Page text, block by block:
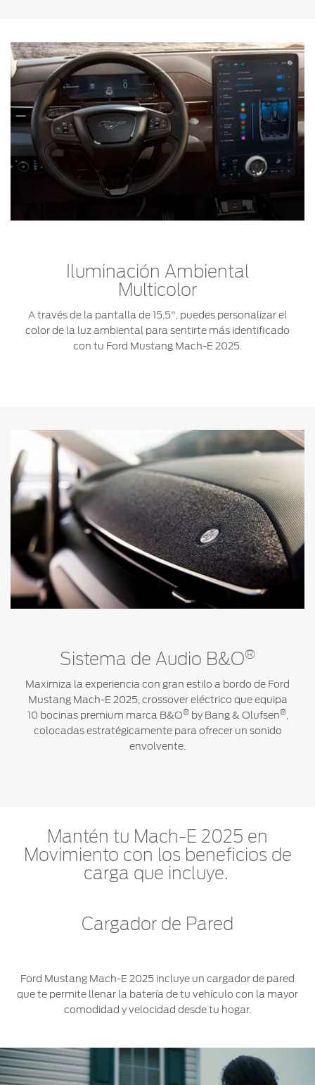
Iluminación Ambiental
Multicolor
A través de la pantalla de 15.5", puedes personalizar el
color de la luz ambiental para sentirte más identificado
con tu Ford Mustang Mach-E 2025.
Sistema de Audio B&O®
Maximiza la experiencia con gran estilo a bordo de Ford
Mustang Mach-E 2025, crossover eléctrico que equipa
10 bocinas premium marca B&O®by Bang & Olufsen®,
colocadas estratégicamente para ofrecer un sonido
envolvente.
Mantén tu Mach-E 2025 en
Movimiento con los beneficios de
carga que incluye.
Cargador de Pared
Ford Mustang Mach-E 2025 incluye un cargador de pared
que te permite llenar la batería de tu vehículo con la mayor
comodidad y velocidad desde tu hogar.